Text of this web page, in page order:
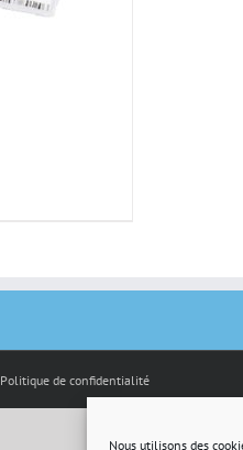
Nous utilisons des
Politique de confidentialité